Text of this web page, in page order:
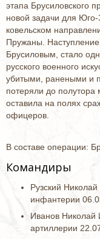
этапа Брусиловского
новой задачи для
ковельском
Пружаны.
Брусиловым, стало
русского военного
убитыми, ранеными и
потеряли до полутора
оставила на полях
офицеров.
В составе операции:
Командиры
Рузский
инфантерии
Иванов Николай
артиллерии